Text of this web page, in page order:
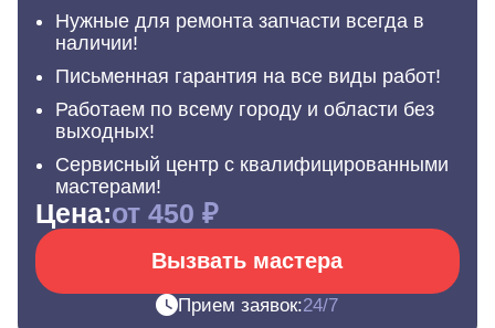
Нужные для ремонта запчасти всегда в
наличии!
Письменная гарантия на все виды работ!
Работаем по всему городу и области без
выходных!
Сервисный центр с квалифицированными
мастерами!
Цена:от 450 ₽
Вызвать мастера
Прием заявок:24/7